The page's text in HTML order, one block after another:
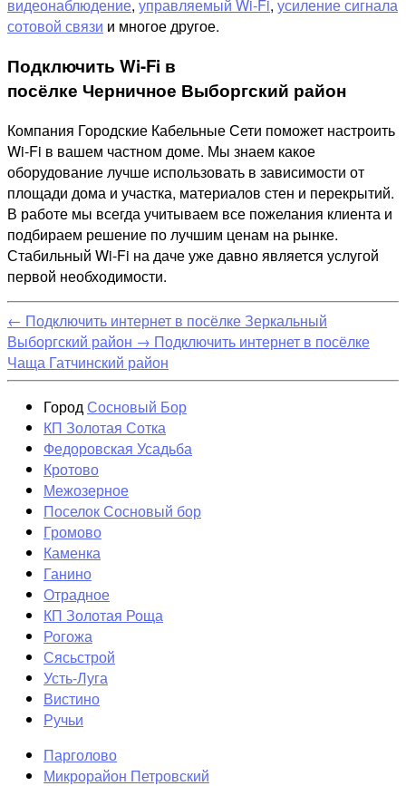
видеонаблюдение, управляемый Wi-Fi, усиление сигнала
сотовой связи и многое другое.
Подключить Wi-Fi в
посёлке Черничное Выборгский район
Компания Городские Кабельные Сети поможет настроить
Wi-Fi в вашем частном доме. Мы знаем какое
оборудование лучше использовать в зависимости от
площади дома и участка, материалов стен и перекрытий.
В работе мы всегда учитываем все пожелания клиента и
подбираем решение по лучшим ценам на рынке.
Стабильный Wi-Fi на даче уже давно является услугой
первой необходимости.
← Подключить интернет в посёлке Зеркальный
Выборгский район → Подключить интернет в посёлке
Чаща Гатчинский район
ГородСосновый Бор
КП Золотая Сотка
Федоровская Усадьба
Кротово
Межозерное
Поселок Сосновый бор
Громово
Каменка
Ганино
Отрадное
КП Золотая Роща
Рогожа
Сясьстрой
Усть-Луга
Вистино
Ручьи
Парголово
Микрорайон Петровский